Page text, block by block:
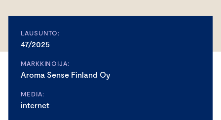
LAUSUNTO:
47/2025
MARKKINOIJA:
Aroma Sense Finland Oy
MEDIA:
internet